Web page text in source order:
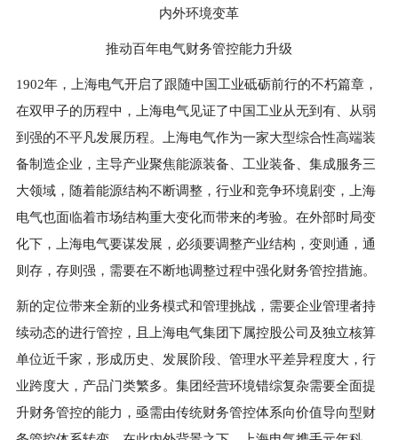
内外环境变革
推动百年电气财务管控能力升级
1902年，上海电气开启了跟随中国工业砥砺前行的不朽篇章，
在双甲子的历程中，上海电气见证了中国工业从无到有、从弱
到强的不平凡发展历程。上海电气作为一家大型综合性高端装
备制造企业，主导产业聚焦能源装备、工业装备、集成服务三
大领域，随着能源结构不断调整，行业和竞争环境剧变，上海
电气也面临着市场结构重大变化而带来的考验。在外部时局变
化下，上海电气要谋发展，必须要调整产业结构，变则通，通
则存，存则强，需要在不断地调整过程中强化财务管控措施。
新的定位带来全新的业务模式和管理挑战，需要企业管理者持
续动态的进行管控，且上海电气集团下属控股公司及独立核算
单位近千家，形成历史、发展阶段、管理水平差异程度大，行
业跨度大，产品门类繁多。集团经营环境错综复杂需要全面提
升财务管控的能力，亟需由传统财务管控体系向价值导向型财